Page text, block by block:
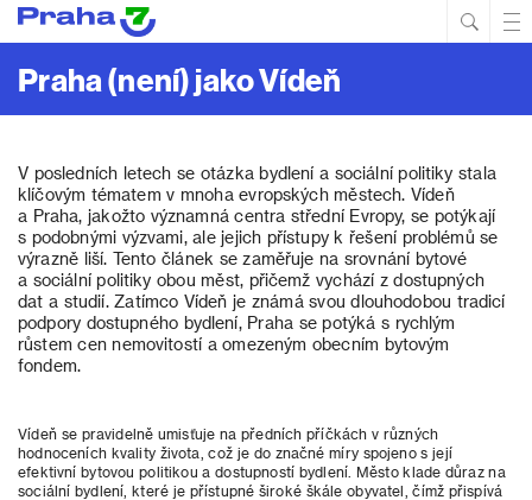
Praha (není) jako Vídeň
V posledních letech se otázka bydlení a sociální politiky stala
klíčovým tématem v mnoha evropských městech. Vídeň
a Praha, jakožto významná centra střední Evropy, se potýkají
s podobnými výzvami, ale jejich přístupy k řešení problémů se
výrazně liší. Tento článek se zaměřuje na srovnání bytové
a sociální politiky obou měst, přičemž vychází z dostupných
dat a studií. Zatímco Vídeň je známá svou dlouhodobou tradicí
podpory dostupného bydlení, Praha se potýká s rychlým
růstem cen nemovitostí a omezeným obecním bytovým
fondem.
Vídeň se pravidelně umisťuje na předních příčkách v různých
hodnoceních kvality života, což je do značné míry spojeno s její
efektivní bytovou politikou a dostupností bydlení. Město klade důraz na
sociální bydlení, které je přístupné široké škále obyvatel, čímž přispívá